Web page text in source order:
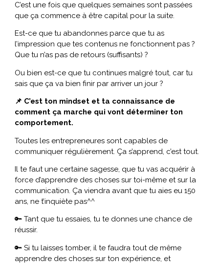
C’est une fois que quelques semaines sont passées
que ça commence à être capital pour la suite.
Est-ce que tu abandonnes parce que tu as
l’impression que tes contenus ne fonctionnent pas ?
Que tu n’as pas de retours (suffisants) ?
Ou bien est-ce que tu continues malgré tout, car tu
sais que ça va bien finir par arriver un jour ?
📌 C’est ton mindset et ta connaissance de
comment ça marche qui vont déterminer ton
comportement.
Toutes les entrepreneures sont capables de
communiquer régulièrement. Ça s’apprend, c’est tout.
Il te faut une certaine sagesse, que tu vas acquérir à
force d’apprendre des choses sur toi-même et sur la
communication. Ça viendra avant que tu aies eu 150
ans, ne t’inquiète pas^^
🔑 Tant que tu essaies, tu te donnes une chance de
réussir.
🔑 Si tu laisses tomber, il te faudra tout de même
apprendre des choses sur ton expérience, et